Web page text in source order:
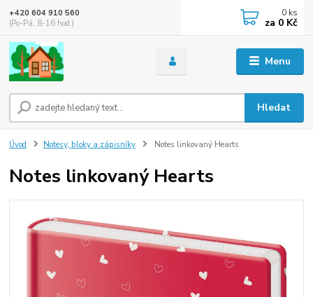
Menu
Hledat
+420 604 910 560
(Po-Pá, 8-16 hod.)
0 ks
za 0 Kč
Úvod Notesy, bloky a zápisníky Notes linkovaný Hearts
Notes linkovaný Hearts